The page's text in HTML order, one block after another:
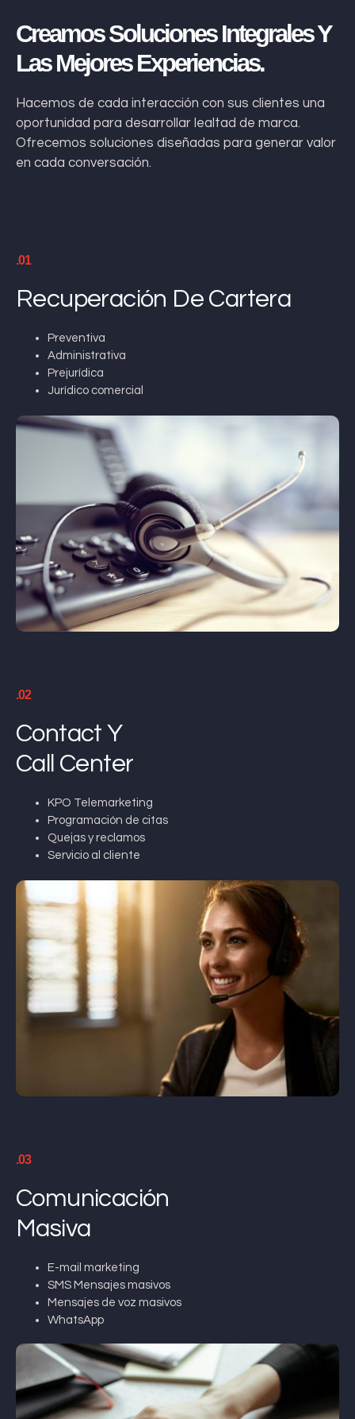
Creamos Soluciones Integrales Y
Las Mejores Experiencias.
Hacemos de cada interacción con sus clientes una
oportunidad para desarrollar lealtad de marca.
Ofrecemos soluciones diseñadas para generar valor
en cada conversación.
.01
Recuperación De Cartera
Preventiva
Administrativa
Prejurídica
Jurídico comercial
.02
Contact Y
Call Center
KPO Telemarketing
Programación de citas
Quejas y reclamos
Servicio al cliente
.03
Comunicación
Masiva
E-mail marketing
SMS Mensajes masivos
Mensajes de voz masivos
WhatsApp